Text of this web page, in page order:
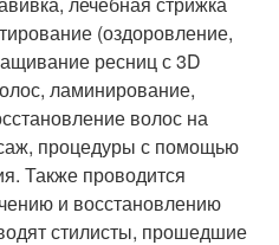
(оздоровление,
ресниц с 3D
ламинирование,
волос на
процедуры с помощью
Также проводится
и восстановлению
стилисты, прошедшие